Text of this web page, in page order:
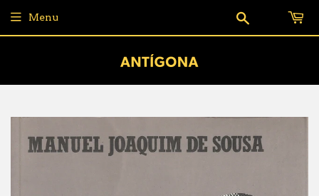
Menu Pesquisar